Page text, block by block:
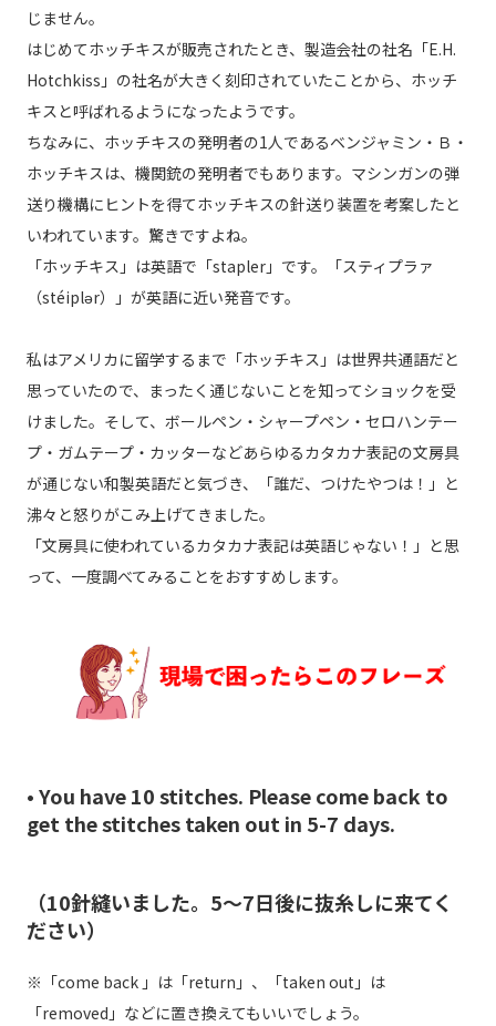
じません。
はじめてホッチキスが販売されたとき、製造会社の社名「E.H.
Hotchkiss」の社名が大きく刻印されていたことから、ホッチ
キスと呼ばれるようになったようです。
ちなみに、ホッチキスの発明者の1人であるベンジャミン・Ｂ・
ホッチキスは、機関銃の発明者でもあります。マシンガンの弾
送り機構にヒントを得てホッチキスの針送り装置を考案したと
いわれています。驚きですよね。
「ホッチキス」は英語で「stapler」です。「スティプラァ
（stéiplər）」が英語に近い発音です。
私はアメリカに留学するまで「ホッチキス」は世界共通語だと
思っていたので、まったく通じないことを知ってショックを受
けました。そして、ボールペン・シャープペン・セロハンテー
プ・ガムテープ・カッターなどあらゆるカタカナ表記の文房具
が通じない和製英語だと気づき、「誰だ、つけたやつは！」と
沸々と怒りがこみ上げてきました。
「文房具に使われているカタカナ表記は英語じゃない！」と思
って、一度調べてみることをおすすめします。
• You have 10 stitches. Please come back to
get the stitches taken out in 5-7 days.
（10針縫いました。5～7日後に抜糸しに来てく
ださい）
※「come back 」は「return」、「taken out」は
「removed」などに置き換えてもいいでしょう。